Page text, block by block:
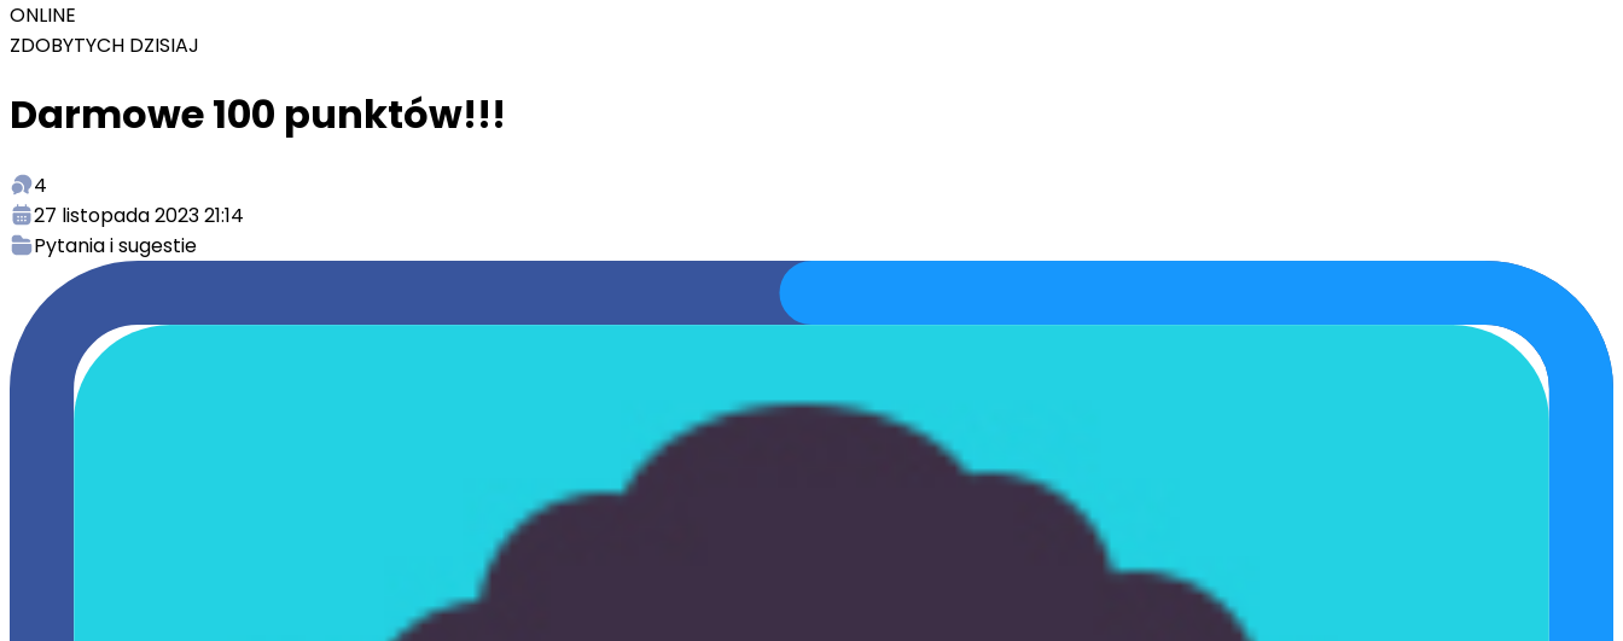
ONLINE
ZDOBYTYCH DZISIAJ
Darmowe 100 punktów!!!
4
27 listopada 2023 21:14
Pytania i sugestie